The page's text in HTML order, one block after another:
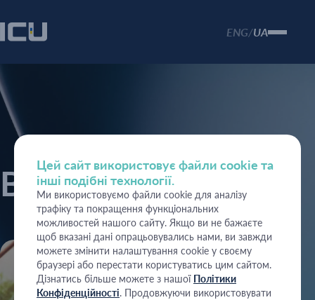
ENG/UA
Вакансії
Цей сайт використовує файли cookie та
інші подібні технології.
Ми використовуємо файли cookie для аналізу
трафіку та покращення функціональних
можливостей нашого сайту. Якщо ви не бажаєте
щоб вказані дані опрацьовувались нами, ви завжди
можете змінити налаштування cookie у своєму
браузері або перестати користуватись цим сайтом.
Дізнатись більше можете з нашої Політики
Конфіденційності. Продовжуючи використовувати